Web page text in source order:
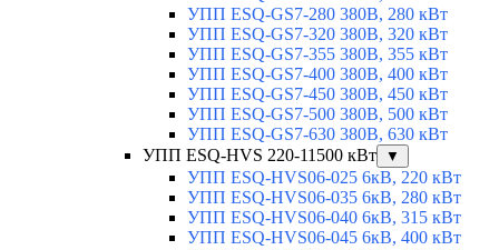
УПП ESQ-GS7-280 380В, 280 кВт
УПП ESQ-GS7-320 380В, 320 кВт
УПП ESQ-GS7-355 380В, 355 кВт
УПП ESQ-GS7-400 380В, 400 кВт
УПП ESQ-GS7-450 380В, 450 кВт
УПП ESQ-GS7-500 380В, 500 кВт
УПП ESQ-GS7-630 380В, 630 кВт
УПП ESQ-HVS 220-11500 кВт
▼
УПП ESQ-HVS06-025 6кВ, 220 кВт
УПП ESQ-HVS06-035 6кВ, 280 кВт
УПП ESQ-HVS06-040 6кВ, 315 кВт
УПП ESQ-HVS06-045 6кВ, 400 кВт